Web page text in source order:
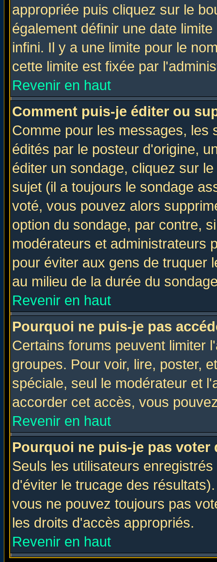
appropriée puis cliquez sur le
également définir une date
infini. Il y a une limite pour le
cette limite est fixée par
Revenir en haut
Comment puis-je éditer ou
Comme pour les messages, les
édités par le posteur d'origine,
éditer un sondage, cliquez sur
sujet (il a toujours le sondage
voté, vous pouvez alors
option du sondage, par contre,
modérateurs et administrateurs
pour éviter aux gens de truquer
au milieu de la durée du
Revenir en haut
Pourquoi ne puis-je pas
Certains forums peuvent limiter
groupes. Pour voir, lire, poster,
spéciale, seul le modérateur et
accorder cet accès, vous
Revenir en haut
Pourquoi ne puis-je pas voter
Seuls les utilisateurs
d'éviter le trucage des
vous ne pouvez toujours pas
les droits d'accès appropriés.
Revenir en haut